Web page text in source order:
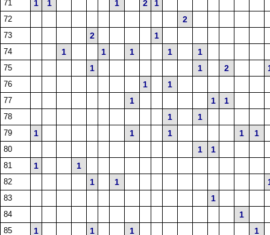
71 1 1 1 2 1
72 2
73 2 1
74 1 1 1 1 1
75 1 1 2
76 1 1
77 1 1 1
78 1 1
79 1 1 1 1 1
80 1 1
81 1 1
82 1 1
83 1
84 1
85 1 1 1 1